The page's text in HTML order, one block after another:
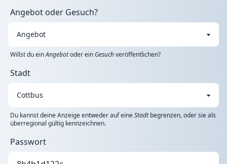
Angebot oder Gesuch?
Willst du einAngebotoder einGesuchveröffentlichen?
Stadt
Du kannst deine Anzeige entweder auf eineStadtbegrenzen, oder sie als
überregional gültig kennzeichnen.
Passwort